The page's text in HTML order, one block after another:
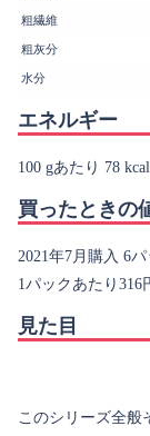
粗繊維
粗灰分
水分
エネルギー
100 gあたり 78 kcal
買ったときの
2021年7月購入 6
1パックあたり316
見た目
このシリーズ全般